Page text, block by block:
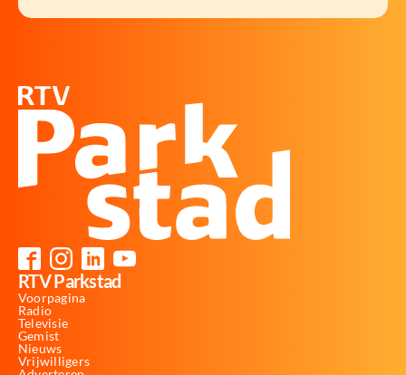
RTV Parkstad
Voorpagina
Radio
Televisie
Gemist
Nieuws
Vrijwilligers